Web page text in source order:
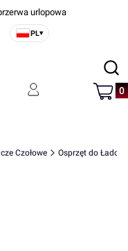
urlopowa
PL▾
Szukaj
Zaloguj się Koszyk
Czołowe Osprzęt do